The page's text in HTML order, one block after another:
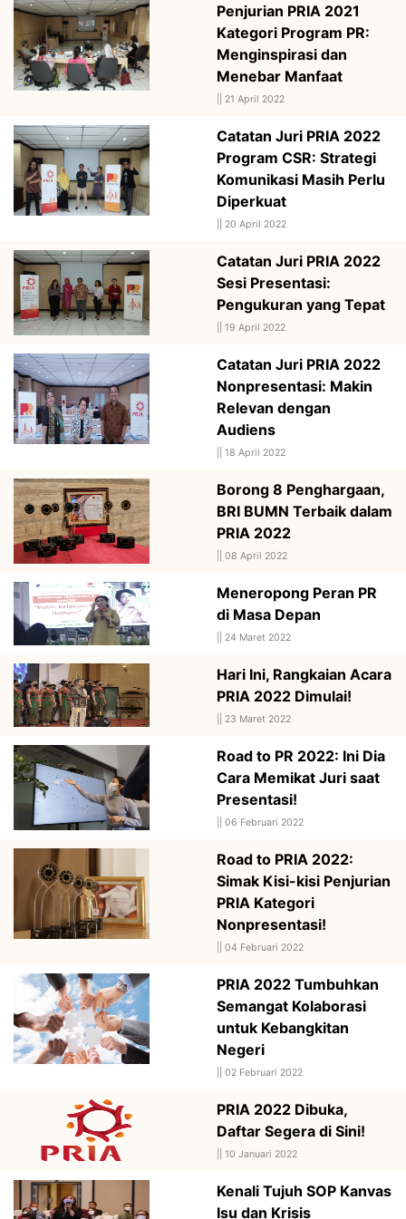
Penjurian PRIA 2021
Kategori Program PR:
Menginspirasi dan
Menebar Manfaat
21 April 2022
Catatan Juri PRIA 2022
Program CSR: Strategi
Komunikasi Masih Perlu
Diperkuat
20 April 2022
Catatan Juri PRIA 2022
Sesi Presentasi:
Pengukuran yang Tepat
19 April 2022
Catatan Juri PRIA 2022
Nonpresentasi: Makin
Relevan dengan
Audiens
18 April 2022
Borong 8 Penghargaan,
BRI BUMN Terbaik dalam
PRIA 2022
08 April 2022
Meneropong Peran PR
di Masa Depan
24 Maret 2022
Hari Ini, Rangkaian Acara
PRIA 2022 Dimulai!
23 Maret 2022
Road to PR 2022: Ini Dia
Cara Memikat Juri saat
Presentasi!
06 Februari 2022
Road to PRIA 2022:
Simak Kisi-kisi Penjurian
PRIA Kategori
Nonpresentasi!
04 Februari 2022
PRIA 2022 Tumbuhkan
Semangat Kolaborasi
untuk Kebangkitan
Negeri
02 Februari 2022
PRIA 2022 Dibuka,
Daftar Segera di Sini!
10 Januari 2022
Kenali Tujuh SOP Kanvas
Isu dan Krisis